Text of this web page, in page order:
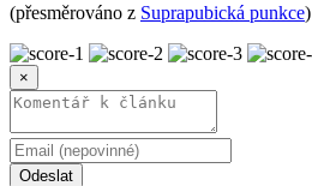
(přesměrováno z Suprapubická punkce)
×
Odeslat